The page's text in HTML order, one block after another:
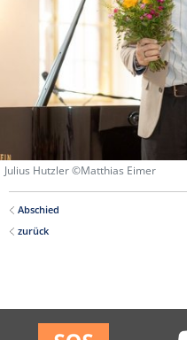
Julius Hutzler ©Matthias Eimer
Abschied
zurück